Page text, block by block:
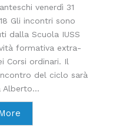
venerdì 31
Gli incontri sono
dalla Scuola IUSS
formativa extra-
Corsi ordinari. Il
del ciclo sarà